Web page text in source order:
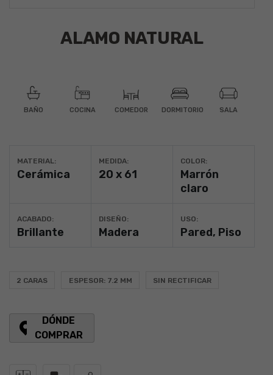
ALAMO NATURAL
BAÑO COCINA COMEDOR DORMITORIO SALA
MATERIAL:
Cerámica
MEDIDA:
20 x 61
COLOR:
Marrón
claro
ACABADO:
Brillante
DISEÑO:
Madera
USO:
Pared, Piso
2 CARAS ESPESOR: 7.2 MM SIN RECTIFICAR
DÓNDE
COMPRAR